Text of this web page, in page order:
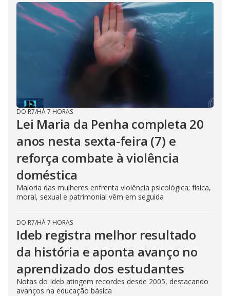
DO R7/HÁ 7 HORAS
Lei Maria da Penha completa 20
anos nesta sexta-feira (7) e
reforça combate à violência
doméstica
Maioria das mulheres enfrenta violência psicológica; física,
moral, sexual e patrimonial vêm em seguida
DO R7/HÁ 7 HORAS
Ideb registra melhor resultado
da história e aponta avanço no
aprendizado dos estudantes
Notas do Ideb atingem recordes desde 2005, destacando
avanços na educação básica